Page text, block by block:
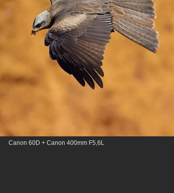
Canon 60D + Canon 400mm F5,6L